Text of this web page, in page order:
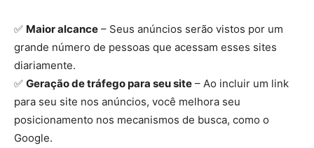
✅ Maior alcance – Seus anúncios serão vistos por um
grande número de pessoas que acessam esses sites
diariamente.
✅ Geração de tráfego para seu site – Ao incluir um link
para seu site nos anúncios, você melhora seu
posicionamento nos mecanismos de busca, como o
Google.